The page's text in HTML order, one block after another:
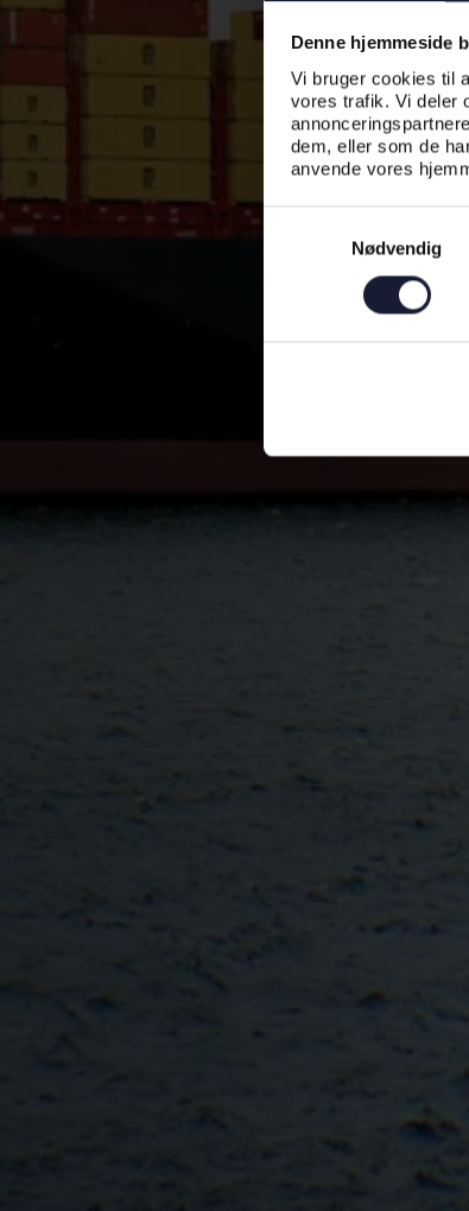
Denne hjemmeside
Vi bruger cookies til
vores trafik. Vi deler
dem, eller som de
anvende vores
Nødvendig